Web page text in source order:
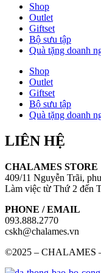
Shop
Outlet
Giftset
Bộ sưu tập
Quà tặng doanh
Shop
Outlet
Giftset
Bộ sưu tập
Quà tặng doanh
LIÊN HỆ
CHALAMES STORE
409/11 Nguyễn Trãi,
Làm việc từ Thứ 2 đến
PHONE / EMAIL
093.888.2770
cskh@chalames.vn
©2025 – CHALAMES